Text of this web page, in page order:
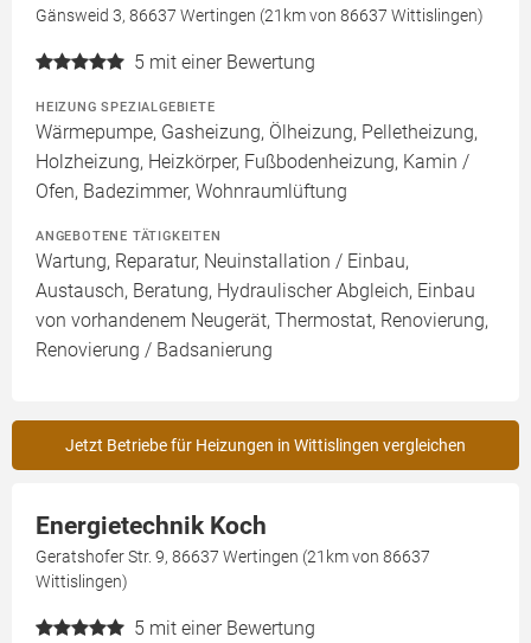
Gänsweid 3, 86637 Wertingen (21km von 86637 Wittislingen)
5 mit einer Bewertung
HEIZUNG SPEZIALGEBIETE
Wärmepumpe, Gasheizung, Ölheizung, Pelletheizung,
Holzheizung, Heizkörper, Fußbodenheizung, Kamin /
Ofen, Badezimmer, Wohnraumlüftung
ANGEBOTENE TÄTIGKEITEN
Wartung, Reparatur, Neuinstallation / Einbau,
Austausch, Beratung, Hydraulischer Abgleich, Einbau
von vorhandenem Neugerät, Thermostat, Renovierung,
Renovierung / Badsanierung
Jetzt Betriebe für Heizungen in Wittislingen vergleichen
Energietechnik Koch
Geratshofer Str. 9, 86637 Wertingen (21km von 86637
Wittislingen)
5 mit einer Bewertung